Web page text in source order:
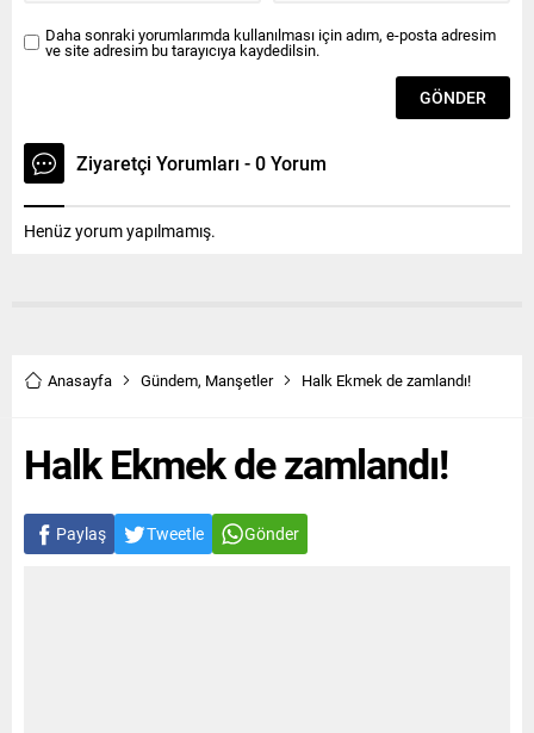
Daha sonraki yorumlarımda kullanılması için adım, e-posta adresim
ve site adresim bu tarayıcıya kaydedilsin.
Ziyaretçi Yorumları - 0 Yorum
Henüz yorum yapılmamış.
Anasayfa Gündem, Manşetler Halk Ekmek de zamlandı!
Halk Ekmek de zamlandı!
Paylaş Tweetle Gönder